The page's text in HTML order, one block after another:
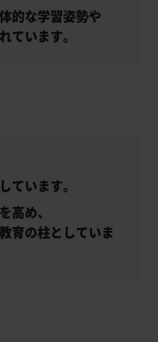
的な学習姿勢や
ています。
ています。
高め、
育の柱としていま